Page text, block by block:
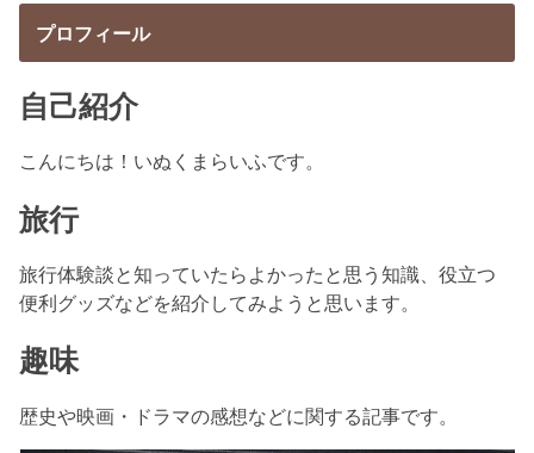
プロフィール
自己紹介
こんにちは！いぬくまらいふです。
旅行
旅行体験談と知っていたらよかったと思う知識、役立つ
便利グッズなどを紹介してみようと思います。
趣味
歴史や映画・ドラマの感想などに関する記事です。